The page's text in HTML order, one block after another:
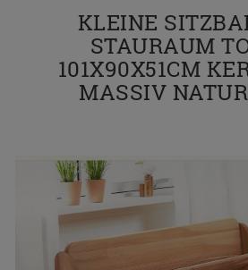
KLEINE
STAURAUM
101X90X51CM
MASSIV